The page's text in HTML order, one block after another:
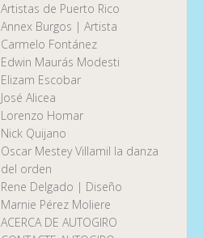
Artistas de Puerto Rico
Annex Burgos | Artista
Carmelo Fontánez
Edwin Maurás Modesti
Elizam Escobar
José Alicea
Lorenzo Homar
Nick Quijano
Oscar Mestey Villamil la danza
del orden
Rene Delgado | Diseño
Marnie Pérez Moliere
ACERCA DE AUTOGIRO